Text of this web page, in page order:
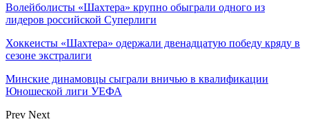
Волейболисты «Шахтера» крупно обыграли одного из
лидеров российской Суперлиги
Хоккеисты «Шахтера» одержали двенадцатую победу кряду в
сезоне экстралиги
Минские динамовцы сыграли вничью в квалификации
Юношеской лиги УЕФА
Prev Next